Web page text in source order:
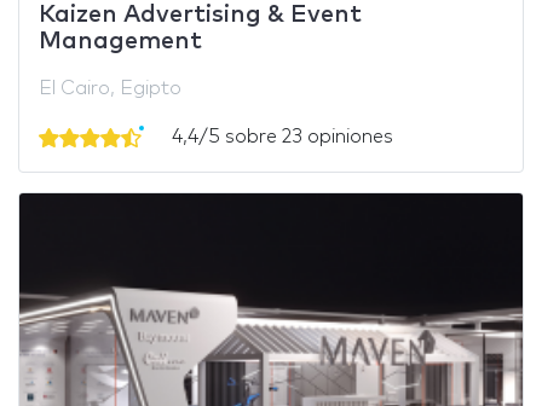
Kaizen Advertising & Event
Management
El Cairo, Egipto
4,4/5 sobre 23 opiniones